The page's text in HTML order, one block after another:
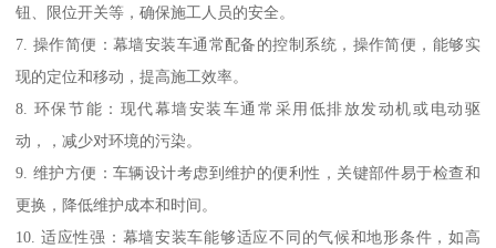
钮、限位开关等，确保施工人员的安全。
7. 操作简便：幕墙安装车通常配备的控制系统，操作简便，能够实
现的定位和移动，提高施工效率。
8. 环保节能：现代幕墙安装车通常采用低排放发动机或电动驱
动，，减少对环境的污染。
9. 维护方便：车辆设计考虑到维护的便利性，关键部件易于检查和
更换，降低维护成本和时间。
10. 适应性强：幕墙安装车能够适应不同的气候和地形条件，如高